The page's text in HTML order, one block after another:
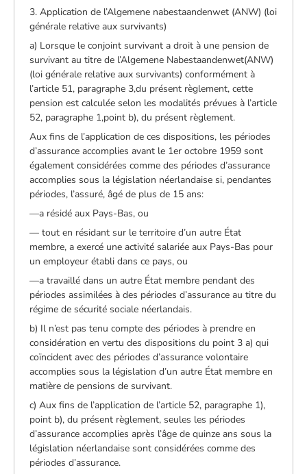
3. Application de l’Algemene nabestaandenwet (ANW) (loi
générale relative aux survivants)
a) Lorsque le conjoint survivant a droit à une pension de
survivant au titre de l’Algemene Nabestaandenwet(ANW)
(loi générale relative aux survivants) conformément à
l’article 51, paragraphe 3,du présent règlement, cette
pension est calculée selon les modalités prévues à l’article
52, paragraphe 1,point b), du présent règlement.
Aux fins de l’application de ces dispositions, les périodes
d’assurance accomplies avant le 1er octobre 1959 sont
également considérées comme des périodes d’assurance
accomplies sous la législation néerlandaise si, pendantes
périodes, l’assuré, âgé de plus de 15 ans:
—a résidé aux Pays-Bas, ou
— tout en résidant sur le territoire d’un autre État
membre, a exercé une activité salariée aux Pays-Bas pour
un employeur établi dans ce pays, ou
—a travaillé dans un autre État membre pendant des
périodes assimilées à des périodes d’assurance au titre du
régime de sécurité sociale néerlandais.
b) Il n’est pas tenu compte des périodes à prendre en
considération en vertu des dispositions du point 3 a) qui
coïncident avec des périodes d’assurance volontaire
accomplies sous la législation d’un autre État membre en
matière de pensions de survivant.
c) Aux fins de l’application de l’article 52, paragraphe 1),
point b), du présent règlement, seules les périodes
d’assurance accomplies après l’âge de quinze ans sous la
législation néerlandaise sont considérées comme des
périodes d’assurance.